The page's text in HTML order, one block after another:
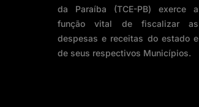
da Paraíba (TCE-PB) exerce a
função vital de fiscalizar as
despesas e receitas do estado e
de seus respectivos Municípios.